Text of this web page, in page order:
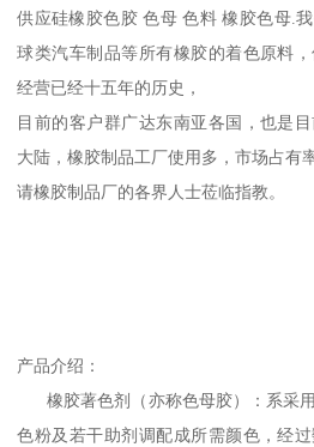
供应硅橡胶色胶 色母 色料 橡胶色母.
球类汽车制品等所有橡胶的着色原料
经营已经十五年的历史，
目前的客户群广达东南亚各国，也是
大陆，橡胶制品工厂使用多，市场占有
请橡胶制品厂的各界人士莅临指教。
产品介绍：
橡胶著色剂（亦称色母胶）：系采
色粉及若干助剂调配成所需颜色，经